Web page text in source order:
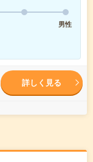
男性
詳しく見る